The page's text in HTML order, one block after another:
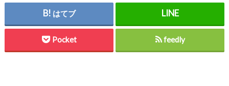
はてブ
Pocket feedly